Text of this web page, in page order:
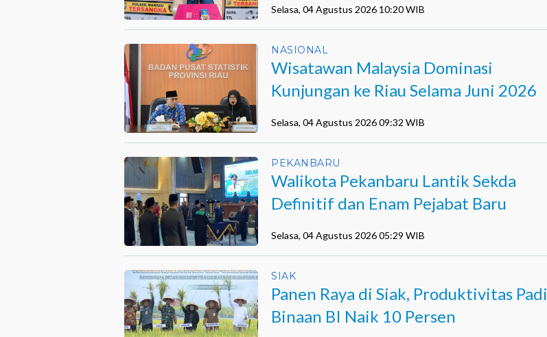
Selasa, 04 Agustus 2026 10:20 WIB
NASIONAL
Wisatawan Malaysia Dominasi
Kunjungan ke Riau Selama Juni 2026
Selasa, 04 Agustus 2026 09:32 WIB
PEKANBARU
Walikota Pekanbaru Lantik Sekda
Definitif dan Enam Pejabat Baru
Selasa, 04 Agustus 2026 05:29 WIB
SIAK
Panen Raya di Siak, Produktivitas Padi
Binaan BI Naik 10 Persen